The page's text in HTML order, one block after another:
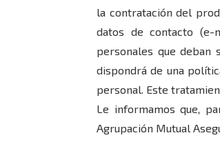
la contratación del
datos de contacto (e-
personales que deban
dispondrá de una
personal. Este
Le informamos que,
Agrupación Mutual